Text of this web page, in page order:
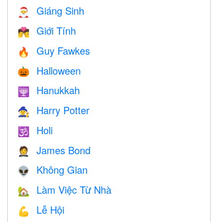
🎅 Giáng Sinh
💏 Giới Tính
🔥 Guy Fawkes
🎃 Halloween
🕎 Hanukkah
🧙 Harry Potter
🕉 Holi
🤵 James Bond
👽 Không Gian
🏡 Làm Việc Từ Nhà
💪 Lễ Hội